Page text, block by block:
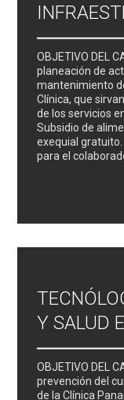
OBJETIVO DEL
planeación de
mantenimiento
Clínica, que
de los servicios
Subsidio de
exequial
para el
Y SALUD
OBJETIVO DEL
prevención del
de la Clínica